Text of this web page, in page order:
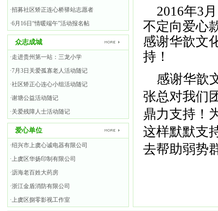
·招募社区矫正连心桥驿站志愿者
·6月16日“情暖端午”活动报名帖
众志成城
·走进贵州第一站：三龙小学
·7月3日关爱孤寡老人活动随记
·社区矫正心连心小组活动随记
·谢塘公益活动随记
·关爱残障人士活动随记
爱心单位
·绍兴市上虞心诚电器有限公司
·上虞区华扬印制有限公司
·沥海老百姓大药房
·浙江金盾消防有限公司
·上虞区捌零影视工作室
2016年3
不定向爱心
感谢华歆文
持！
感谢华歆
张总对我们
鼎力支持！
这样默默支
去帮助弱势